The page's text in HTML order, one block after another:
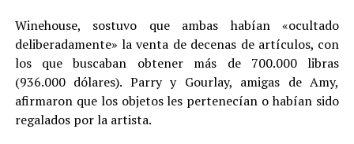
Winehouse, sostuvo que ambas habían «ocultado
deliberadamente» la venta de decenas de artículos, con
los que buscaban obtener más de 700.000 libras
(936.000 dólares). Parry y Gourlay, amigas de Amy,
afirmaron que los objetos les pertenecían o habían sido
regalados por la artista.